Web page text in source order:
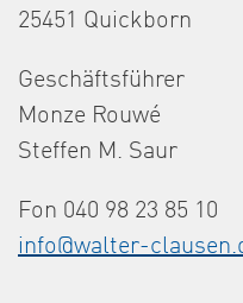
25451 Quickborn
Geschäftsführer
Monze Rouwé
Steffen M. Saur
Fon 040 98 23 85 10
info@walter-